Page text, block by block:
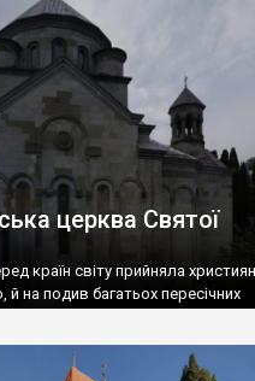
(postaki)…” “Вино. Крим
і його вдосталь: воно все
церква Святої
країн світу прийняла
й на подив багатьох пересічних